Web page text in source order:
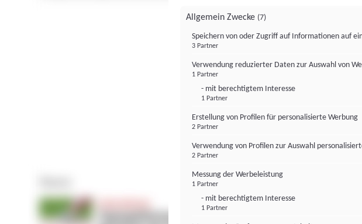
Allgemein Zwecke (7)
Speichern von oder Zugriff auf Informationen auf
3 Partner
Verwendung reduzierter Daten zur Auswahl von
1 Partner
- mit berechtigtem Interesse
1 Partner
Erstellung von Profilen für personalisierte Werbung
2 Partner
Verwendung von Profilen zur Auswahl
2 Partner
Messung der Werbeleistung
1 Partner
- mit berechtigtem Interesse
1 Partner